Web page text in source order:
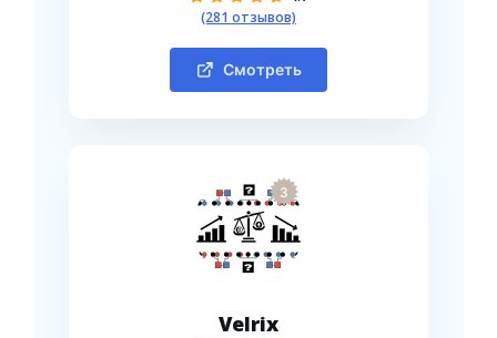
(281 отзывов)
Смотреть
3
Velrix